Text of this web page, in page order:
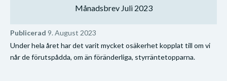
Månadsbrev Juli 2023
Publicerad 9. August 2023
Under hela året har det varit mycket osäkerhet kopplat till om vi
når de förutspådda, om än föränderliga, styrräntetopparna.